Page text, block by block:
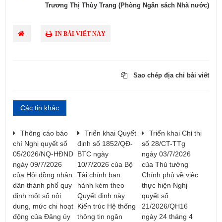
Trương Thị Thùy Trang (Phòng Ngân sách Nhà nước)
IN BÀI VIẾT NÀY
Sao chép địa chỉ bài viết
Các tin khác
​Thông cáo báo
chí Nghị quyết số
05/2026/NQ-HĐND
ngày 09/7/2026
của Hội đồng nhân
dân thành phố quy
định một số nội
dung, mức chi hoạt
động của Đảng ủy
Triển khai Quyết
định số 1852/QĐ-
BTC ngày
10/7/2026 của Bộ
Tài chính ban
hành kèm theo
Quyết định này
Kiến trúc Hệ thống
thông tin ngân
Triển khai Chỉ thị
số 28/CT-TTg
ngày 03/7/2026
của Thủ tướng
Chính phủ về việc
thực hiện Nghị
quyết số
21/2026/QH16
ngày 24 tháng 4